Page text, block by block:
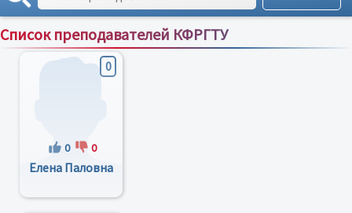
Список преподавателей КФРГТУ
Сортировка по:имени;рейтингу;отзывам
0
0 0
Елена Паловна